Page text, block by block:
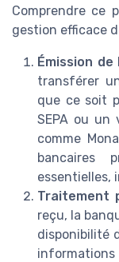
Comprendre ce
gestion efficace
Émission de
transférer
que ce soit
SEPA ou un
comme
bancaires
essentielles,
Traitement
reçu, la
disponibilité